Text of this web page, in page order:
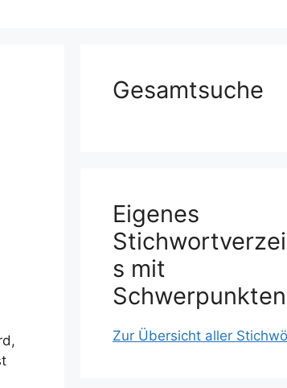
Gesamtsuche
Eigenes
s mit
Schwerpunkten
Zur Übersicht aller